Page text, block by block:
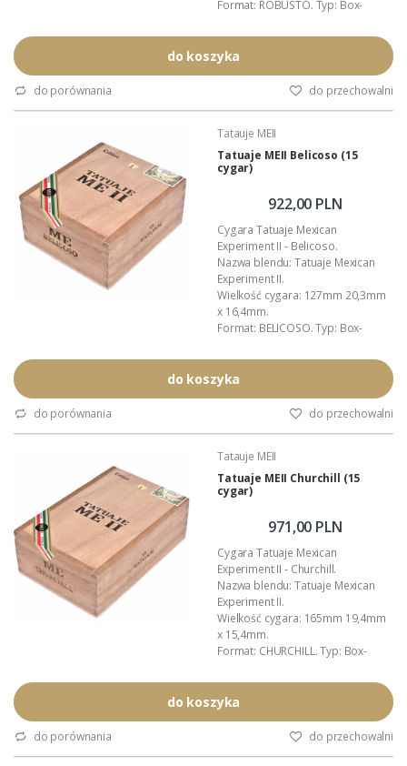
Format: ROBUSTO. Typ: Box-
Liść okrywowy (wrapper): Meksyk -
San Andrés.
Wkładka (filler): Nikaragua.
(cedrowa) skrzyneczka.
Polecamy: nawilżacze Boveda do
cygar.
do koszyka
do porównania do przechowalni
Tatauje MEII
Tatuaje MEII Belicoso (15
cygar)
922,00 PLN
Cygara Tatuaje Mexican
Experiment II - Belicoso.
Nazwa blendu: Tatuaje Mexican
Experiment II.
Wielkość cygara: 127mm 20,3mm
x 16,4mm.
Format: BELICOSO. Typ: Box-
Liść okrywowy (wrapper): Meksyk -
San Andrés.
Wkładka (filler): Nikaragua.
(cedrowa) skrzyneczka.
Polecamy: nawilżacze Boveda do
cygar.
do koszyka
do porównania do przechowalni
Tatauje MEII
Tatuaje MEII Churchill (15
cygar)
971,00 PLN
Cygara Tatuaje Mexican
Experiment II - Churchill.
Nazwa blendu: Tatuaje Mexican
Experiment II.
Wielkość cygara: 165mm 19,4mm
x 15,4mm.
Format: CHURCHILL. Typ: Box-
Liść okrywowy (wrapper): Meksyk -
San Andrés.
Wkładka (filler): Nikaragua.
do koszyka
do porównania do przechowalni